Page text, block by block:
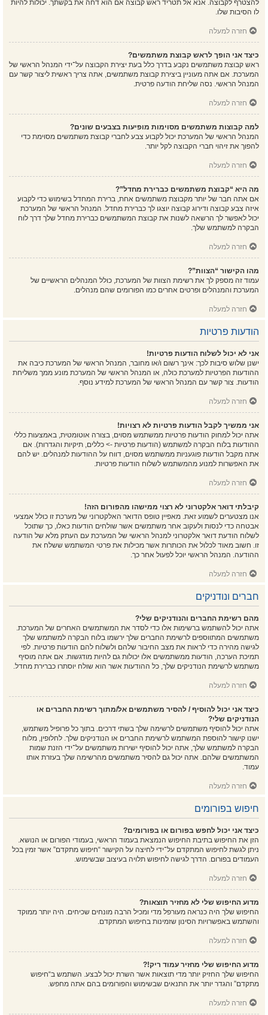
להצטרף לקבוצה. אנא אל תטריד ראש קבוצה אם הוא דחה את בקשתך. יכולות להיות
לו הסיבות שלו.
חזרה למעלה
כיצד אני הופך לראש קבוצת משתמשים?
ראש קבוצת משתמשים נקבע בדרך כלל בעת יצירת הקבוצה על־ידי המנהל הראשי של
המערכת. אם אתה מעוניין ביצירת קבוצת משתמשים, אתה צריך ראשית ליצור קשר עם
המנהל הראשי. נסה שליחת הודעה פרטית.
חזרה למעלה
למה קבוצות משתמשים מסוימות מופיעות בצבעים שונים?
המנהל הראשי של המערכת יכול לקבוע צבע לחברי קבוצת משתמשים מסוימת כדי
להפוך את זיהוי חברי הקבוצה לקל יותר.
חזרה למעלה
מה היא “קבוצת משתמשים כברירת מחדל”?
אם אתה חבר של יותר מקבוצת משתמשים אחת, ברירת המחדל בשימוש כדי לקבוע
איזה צבע קבוצה ודירוג קבוצה יוצגו לך כברירת מחדל. המנהל הראשי של המערכת
יכול לאפשר לך הרשאה לשנות את קבוצת המשתמשים כברירת מחדל שלך דרך לוח
הבקרה למשתמש שלך.
חזרה למעלה
מהו הקישור “הצוות”?
עמוד זה מספק לך את רשימת הצוות של המערכת, כולל המנהלים הראשיים של
המערכת והמנהלים ופרטים אחרים כמו הפורומים שהם מנהלים.
חזרה למעלה
הודעות פרטיות
אני לא יכול לשלוח הודעות פרטיות!
ישנן שלוש סיבות לכך: אינך רשום ו/או מחובר, המנהל הראשי של המערכת כיבה את
ההודעות הפרטיות למערכת כולה, או המנהל הראשי של המערכת מונע ממך משליחת
הודעות. צור קשר עם המנהל הראשי של המערכת למידע נוסף.
חזרה למעלה
אני ממשיך לקבל הודעות פרטיות לא רצויות!
אתה יכול למחוק הודעות פרטיות ממשתמש מסוים, בצורה אוטומטית, באמצעות כללי
ההודעות בלוח הבקרה למשתמש (הודעות פרטיות -> כללים, תיקיות והגדרות). אם
אתה מקבל הודעות פוגעניות ממשתמש מסוים, דווח על ההודעות למנהלים. יש להם
את האפשרות למנוע מהמשתמש לשלוח הודעות פרטיות.
חזרה למעלה
קיבלתי דואר אלקטרוני לא רצוי ממישהו מהפורום הזה!
אנו מצטערים לשמוע זאת. מאפיין טופס הדואר האלקטרוני של מערכת זו כולל אמצעי
אבטחה כדי לנסות ולעקוב אחר משתמשים אשר שולחים הודעות כאלו, כך שתוכל
לשלוח הודעת דואר אלקטרוני למנהל הראשי של המערכת עם העתק מלא של הודעה
זו. חשוב מאוד לכלול את הכותרות אשר מכילות את פרטי המשתמש ששלח את
ההודעה. המנהל הראשי יוכל לפעול אחר כך.
חזרה למעלה
חברים ונודניקים
מהם רשימת החברים והנודניקים שלי?
אתה יכול להשתמש ברשימות אלו כדי לסדר את המשתמשים האחרים של המערכת.
משתמשים המתווספים לרשימת החברים שלך ירשמו בלוח הבקרה למשתמש שלך
לגישה מהירה כדי לראות את מצב החיבור שלהם ולשלוח להם הודעות פרטיות. לפי
תמיכת הערכה, הודעות ממשתמשים אלו יכולות גם להיות מודגשות. אם אתה מוסיף
משתמש לרשימת הנודניקים שלך, כל ההודעות אשר הוא שולח יוסתרו כברירת מחדל.
חזרה למעלה
כיצד אני יכול להוסיף / להסיר משתמשים אל/מתוך רשימת החברים או
הנודניקים שלי?
אתה יכול להוסיף משתמשים לרשימה שלך בשתי דרכים. בתוך כל פרופיל משתמש,
ישנו קישור להוספת המשתמש לרשימת החברים או הנודניקים שלך. לחלופין, מלוח
הבקרה למשתמש שלך, אתה יכול להוסיף ישירות משתמשים על־ידי הזנת שמות
המשתמשים שלהם. אתה יכול גם להסיר משתמשים מהרשימה שלך בעזרת אותו
עמוד.
חזרה למעלה
חיפוש בפורומים
כיצד אני יכול לחפש בפורום או בפורומים?
הזן את החיפוש בתיבת החיפוש הנמצאת בעמוד הראשי, בעמודי הפורום או הנושא.
ניתן לגשת לחיפוש המתקדם על־ידי לחיצה על הקישור “חיפוש מתקדם” אשר זמין בכל
העמודים בפורום. הדרך לגישה לחיפוש תלויה בעיצוב שבשימוש.
חזרה למעלה
מדוע החיפוש שלי לא מחזיר תוצאות?
החיפוש שלך היה כנראה מעורפל מדי ומכיל הרבה מונחים שכיחים. היה יותר ממוקד
והשתמש באפשרויות הסינון שזמינות בחיפוש המתקדם.
חזרה למעלה
מדוע החיפוש שלי מחזיר עמוד ריק!?
החיפוש שלך החזיק יותר מדי תוצאות אשר השרת יכול לבצע. השתמש ב“חיפוש
מתקדם” והגדר יותר את התנאים שבשימוש והפורומים בהם אתה מחפש.
חזרה למעלה